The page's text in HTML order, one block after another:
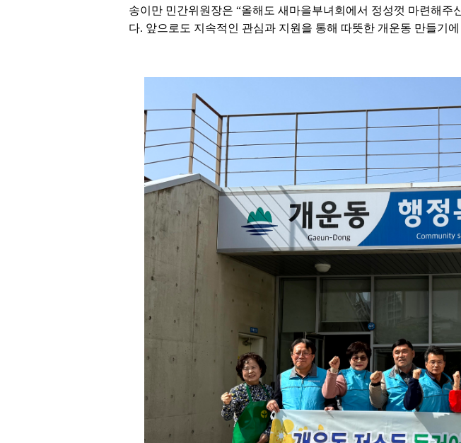
송이만 민간위원장은 “올해도 새마을부녀회에서 정성껏 마련해
다. 앞으로도 지속적인 관심과 지원을 통해 따뜻한 개운동 만들기